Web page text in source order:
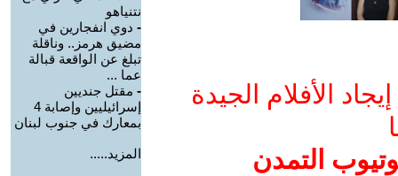
الأفلام الجيدة
التمدن
نتنياهو
- دوي انفجارين في
مضيق هرمز.. وناقلة
تبلغ عن الواقعة قبالة
عما ...
- مقتل جنديين
إسرائيليين وإصابة 4
بمعارك في جنوب لبنان
المزيد.....